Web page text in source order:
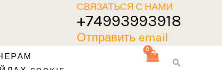
СВЯЗАТЬСЯ С НАМИ
+74993993918
Отправить email
Поиск